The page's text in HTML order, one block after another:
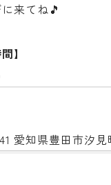
来てね🎵
】
愛知県豊田市汐